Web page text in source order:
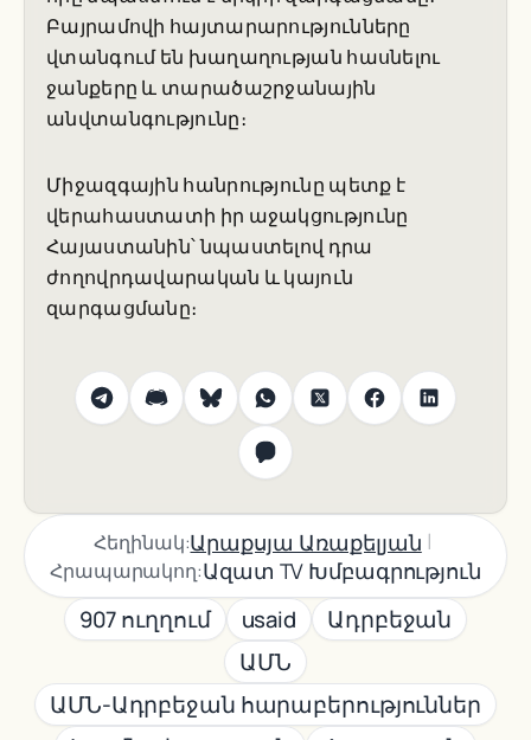
Բայրամովի հայտարարությունները
վտանգում են խաղաղության հասնելու
ջանքերը և տարածաշրջանային
անվտանգությունը։
Միջազգային հանրությունը պետք է
վերահաստատի իր աջակցությունը
Հայաստանին՝ նպաստելով դրա
ժողովրդավարական և կայուն
զարգացմանը։
Հեղինակ:Արաքսյա Առաքելյան |
Հրապարակող:Ազատ TV Խմբագրություն
907 ուղղում usaid
Ադրբեջան
ԱՄՆ
ԱՄՆ-Ադրբեջան հարաբերություններ